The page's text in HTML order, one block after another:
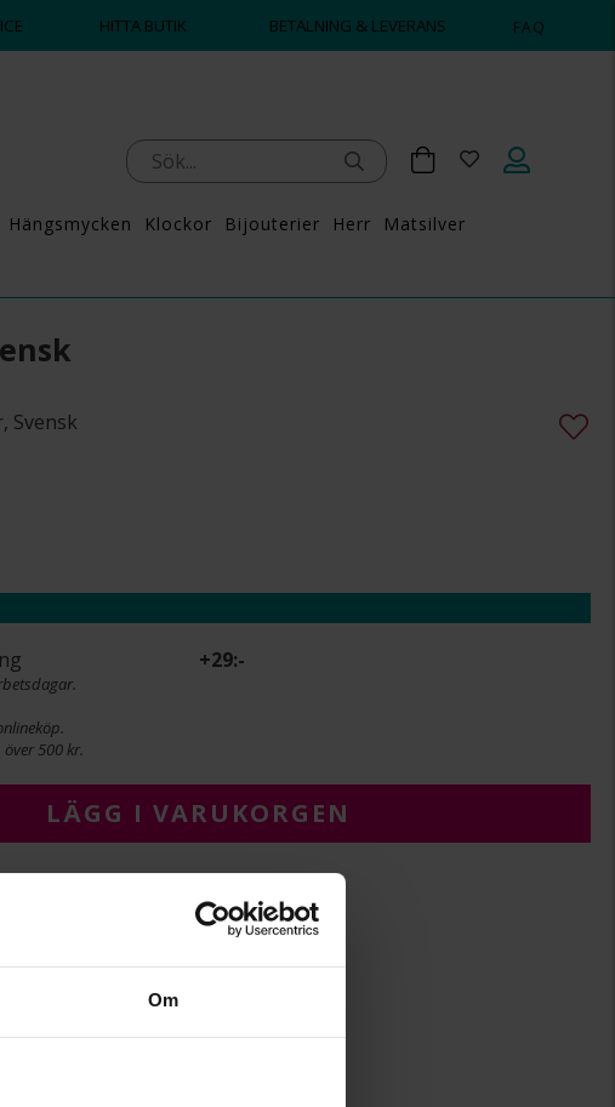
Om
HITTA BUTIK BETALNING & LEVERANS FAQ
Hängsmycken Klockor Bijouterier Herr
Matsilver
Svensk
+29:-
över 500 kr.
LÄGG I VARUKORGEN
712106